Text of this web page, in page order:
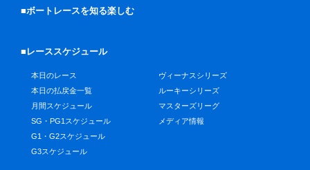
■ボートレースを知る楽しむ
■レーススケジュール
本日のレース
本日の払戻金一覧
月間スケジュール
SG・PG1スケジュール
G1・G2スケジュール
G3スケジュール
ヴィーナスシリーズ
ルーキーシリーズ
マスターズリーグ
メディア情報